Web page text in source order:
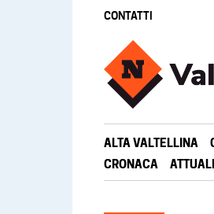
CONTATTI
ALTA VALTELLINA
CRONACA